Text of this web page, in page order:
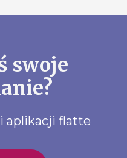
swoje
aplikacji flatte